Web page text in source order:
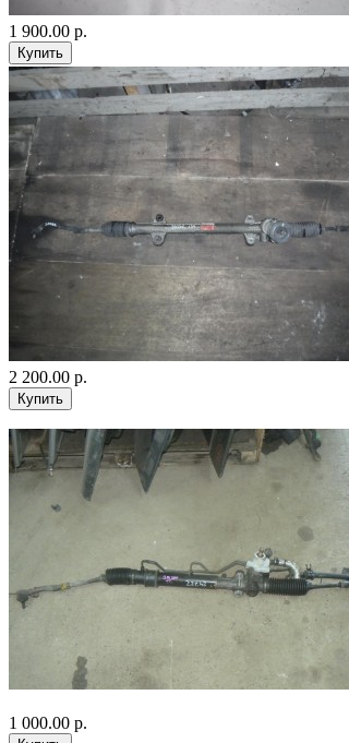
1 900.00 р.
2 200.00 р.
1 000.00 р.